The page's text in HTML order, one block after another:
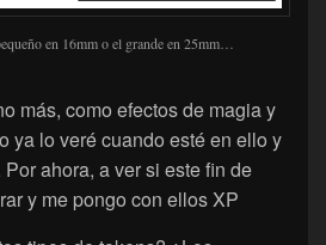
en 16mm o el grande en 25mm…
más, como efectos de magia y
ya lo veré cuando esté en ello y
ahora, a ver si este fin de
y me pongo con ellos XP